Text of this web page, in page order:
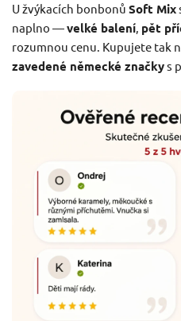
U žvýkacích bonbonů Soft Mix
naplno —velké balení, pět
rozumnou cenu. Kupujete tak
zavedené německé značkys